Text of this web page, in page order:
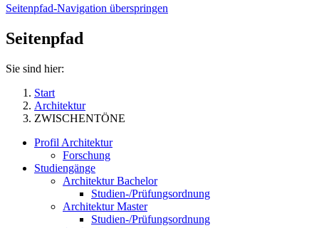
Seitenpfad-Navigation überspringen
Seitenpfad
Sie sind hier:
Start
Architektur
ZWISCHENTÖNE
Profil Architektur
Forschung
Studiengänge
Architektur Bachelor
Studien-/Prüfungsordnung
Architektur Master
Studien-/Prüfungsordnung